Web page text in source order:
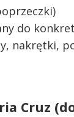
do
nakrętki,
Cruz